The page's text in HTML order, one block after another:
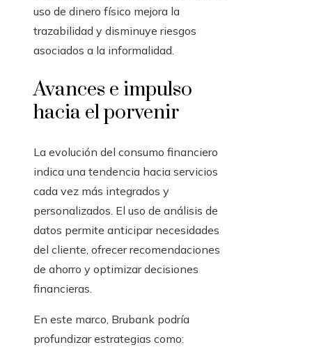
uso de dinero físico mejora la
trazabilidad y disminuye riesgos
asociados a la informalidad.
Avances e impulso
hacia el porvenir
La evolución del consumo financiero
indica una tendencia hacia servicios
cada vez más integrados y
personalizados. El uso de análisis de
datos permite anticipar necesidades
del cliente, ofrecer recomendaciones
de ahorro y optimizar decisiones
financieras.
En este marco, Brubank podría
profundizar estrategias como: